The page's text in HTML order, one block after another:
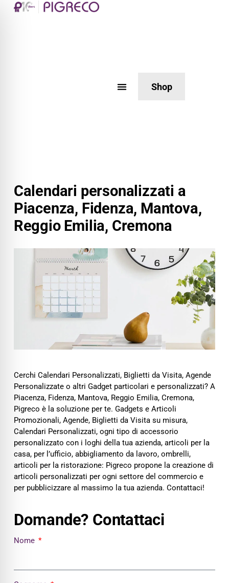
Shop
Calendari personalizzati a
Piacenza, Fidenza, Mantova,
Reggio Emilia, Cremona
Cerchi Calendari Personalizzati, Biglietti da Visita, Agende
Personalizzate o altri Gadget particolari e personalizzati? A
Piacenza, Fidenza, Mantova, Reggio Emilia, Cremona,
Pigreco è la soluzione per te. Gadgets e Articoli
Promozionali, Agende, Biglietti da Visita su misura,
Calendari Personalizzati, ogni tipo di accessorio
personalizzato con i loghi della tua azienda, articoli per la
casa, per l’ufficio, abbigliamento da lavoro, ombrelli,
articoli per la ristorazione: Pigreco propone la creazione di
articoli personalizzati per ogni settore del commercio e
per pubblicizzare al massimo la tua azienda. Contattaci!
Domande? Contattaci
Nome